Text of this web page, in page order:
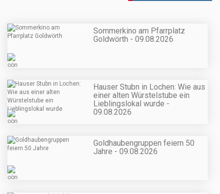
Sommerkino am Pfarrplatz
Goldwörth - 09.08.2026
Hauser Stubn in Lochen: Wie aus
einer alten Würstelstube ein
Lieblingslokal wurde -
09.08.2026
Goldhaubengruppen feiern 50
Jahre - 09.08.2026